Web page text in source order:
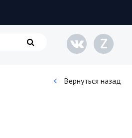
Z
Вернуться назад